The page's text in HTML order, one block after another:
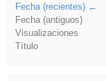
Fecha (recientes)
Fecha (antiguos)
Visualizaciones
Título